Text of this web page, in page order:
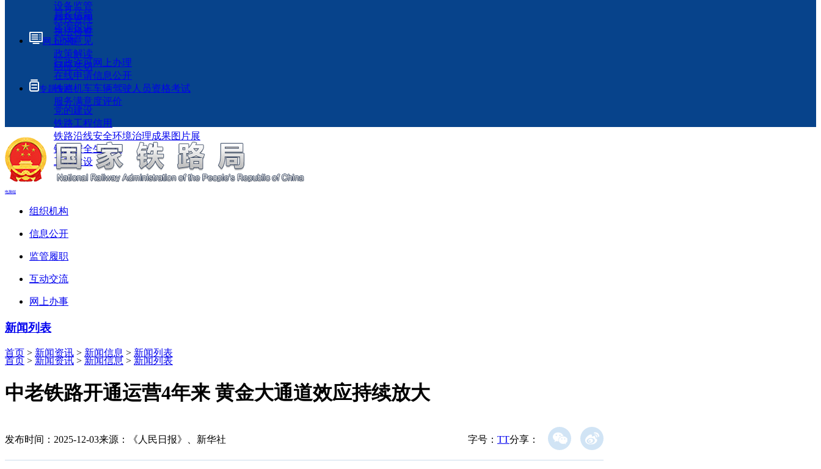
设备监管
科技管理
执法检查
局长信箱
咨询投诉
征求意见
政策解读
回应关切
网上办事
行政许可网上办理
在线申请信息公开
铁路机车车辆驾驶人员资格考试
服务满意度评价
专题专栏
党的建设
铁路工程信用
铁路沿线安全环境治理成果图片展
铁路安全生产月
工程建设
电脑端
组织机构
信息公开
监管履职
互动交流
网上办事
新闻列表
首页 > 新闻资讯 > 新闻信息 > 新闻列表
首页 > 新闻资讯 > 新闻信息 > 新闻列表
中老铁路开通运营4年来 黄金大通道效应持续放大
发布时间：2025-12-03来源：《人民日报》、新华社 分享：
字号： TT